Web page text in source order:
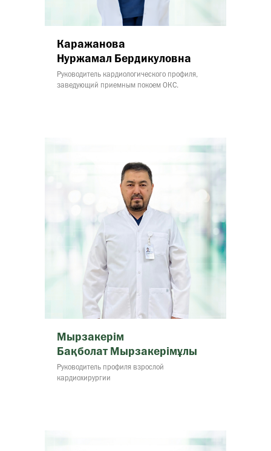
Каражанова
Нуржамал Бердикуловна
Руководитель кардиологического профиля,
заведующий приемным покоем ОКС.
Мырзакерім
Бақболат Мырзакерімұлы
Руководитель профиля взрослой
кардиохирургии